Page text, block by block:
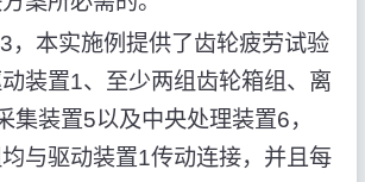
，本实施例提供了齿轮疲劳试验
装置1、至少两组齿轮箱组、离
集装置5以及中央处理装置6，
与驱动装置1传动连接，并且每